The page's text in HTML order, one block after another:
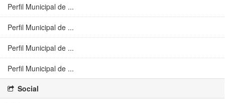
Perfil Municipal de ...
Perfil Municipal de ...
Perfil Municipal de ...
Perfil Municipal de ...
Social